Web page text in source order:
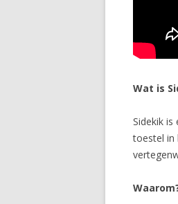
Wat is
Sidekik
toestel in